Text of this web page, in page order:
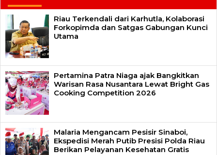
Riau Terkendali dari Karhutla, Kolaborasi
Forkopimda dan Satgas Gabungan Kunci
Utama
Pertamina Patra Niaga ajak Bangkitkan
Warisan Rasa Nusantara Lewat Bright Gas
Cooking Competition 2026
Malaria Mengancam Pesisir Sinaboi,
Ekspedisi Merah Putib Presisi Polda Riau
Berikan Pelayanan Kesehatan Gratis